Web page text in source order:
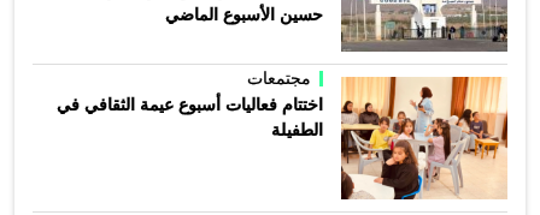
حسين الأسبوع الماضي
مجتمعات
اختتام فعاليات أسبوع عيمة الثقافي في
الطفيلة